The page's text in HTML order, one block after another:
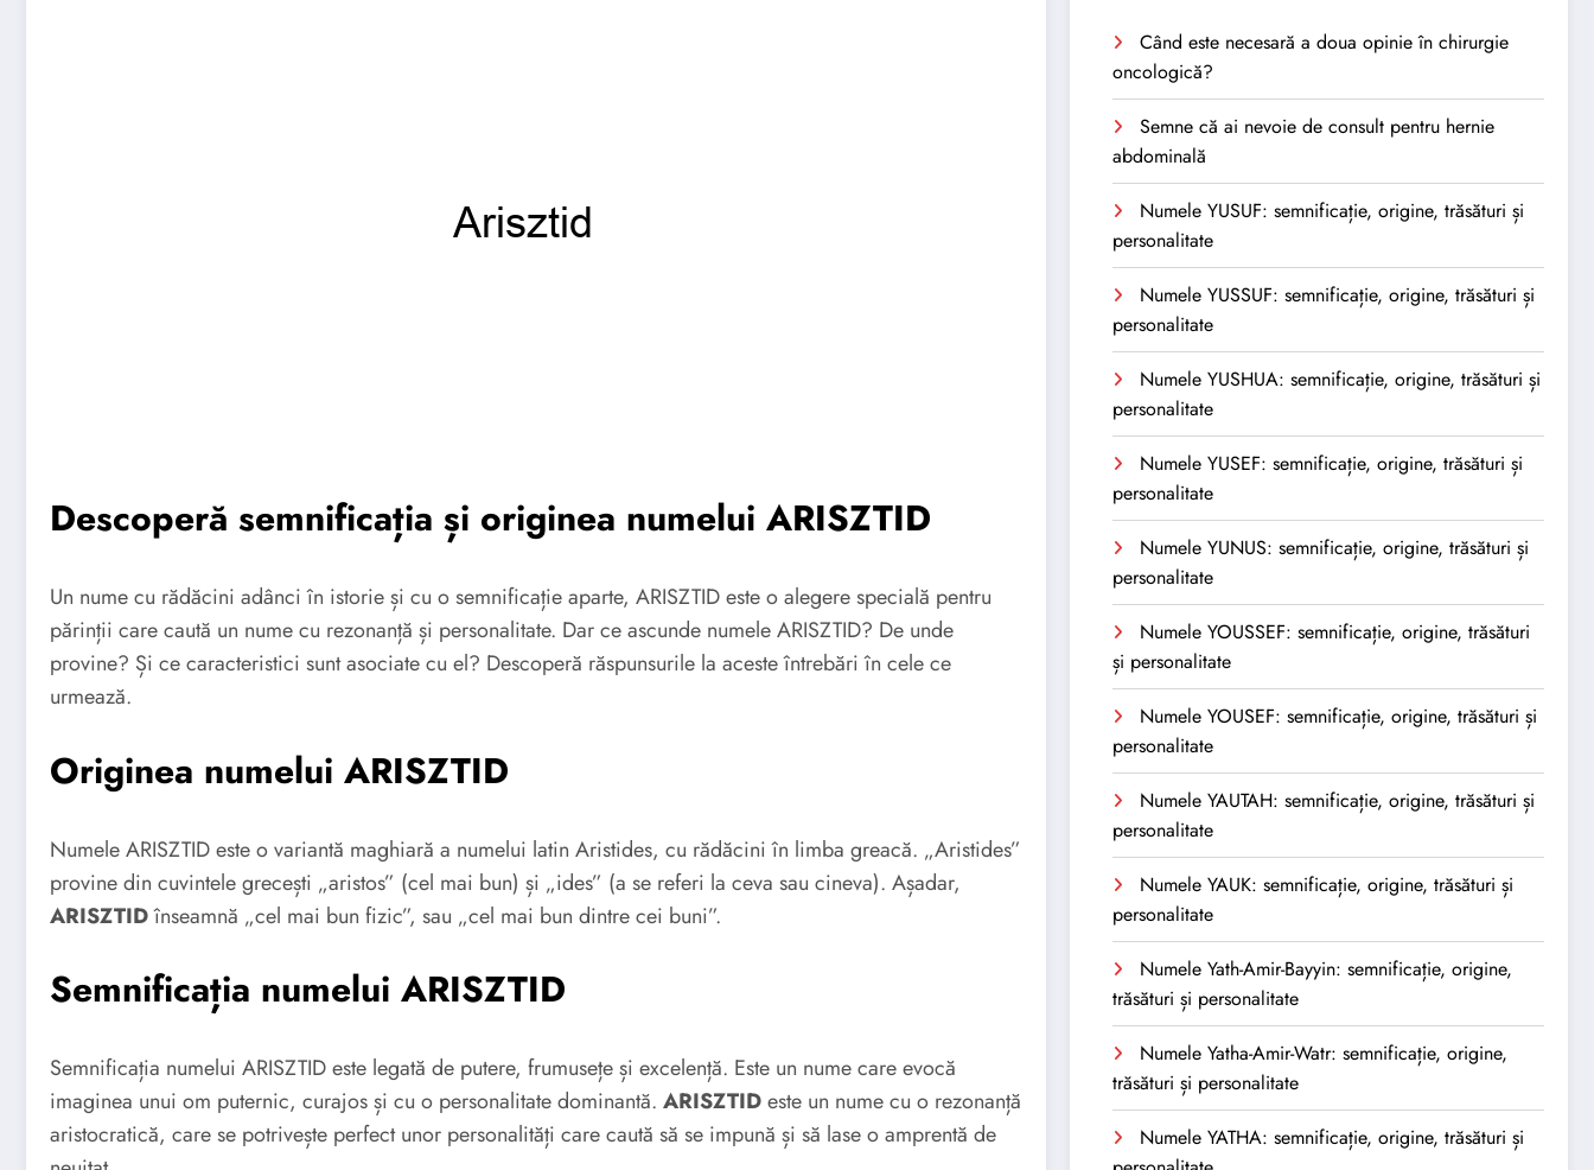
Descoperă semnificația și originea numelui ARISZTID
Un nume cu rădăcini adânci în istorie și cu o semnificație aparte, ARISZTID este o alegere specială pentru
părinții care caută un nume cu rezonanță și personalitate. Dar ce ascunde numele ARISZTID? De unde
provine? Și ce caracteristici sunt asociate cu el? Descoperă răspunsurile la aceste întrebări în cele ce
urmează.
Originea numelui ARISZTID
Numele ARISZTID este o variantă maghiară a numelui latin Aristides, cu rădăcini în limba greacă. „Aristides”
provine din cuvintele grecești „aristos” (cel mai bun) și „ides” (a se referi la ceva sau cineva). Așadar,
ARISZTIDînseamnă „cel mai bun fizic”, sau „cel mai bun dintre cei buni”.
Semnificația numelui ARISZTID
Semnificația numelui ARISZTID este legată de putere, frumusețe și excelență. Este un nume care evocă
imaginea unui om puternic, curajos și cu o personalitate dominantă. ARISZTIDeste un nume cu o rezonanță
aristocratică, care se potrivește perfect unor personalități care caută să se impună și să lase o amprentă de
Când este necesară a doua opinie în chirurgie
oncologică?
Semne că ai nevoie de consult pentru hernie
abdominală
Numele YUSUF: semnificație, origine, trăsături și
personalitate
Numele YUSSUF: semnificație, origine, trăsături și
personalitate
Numele YUSHUA: semnificație, origine, trăsături și
personalitate
Numele YUSEF: semnificație, origine, trăsături și
personalitate
Numele YUNUS: semnificație, origine, trăsături și
personalitate
Numele YOUSSEF: semnificație, origine, trăsături
și personalitate
Numele YOUSEF: semnificație, origine, trăsături și
personalitate
Numele YAUTAH: semnificație, origine, trăsături și
personalitate
Numele YAUK: semnificație, origine, trăsături și
personalitate
Numele Yath-Amir-Bayyin: semnificație, origine,
trăsături și personalitate
Numele Yatha-Amir-Watr: semnificație, origine,
trăsături și personalitate
Numele YATHA: semnificație, origine, trăsături și